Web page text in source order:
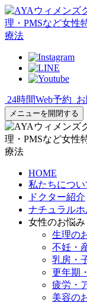
24時間Web予約
メニューを開閉する
HOME
私たちについ
ドクター紹介
ナチュラル
女性のお悩み
生理の
不妊・
乳房・
更年期
疲労・
美容の